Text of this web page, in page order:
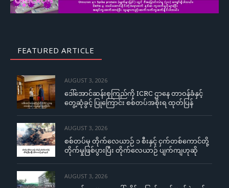
FEATURED ARTICLE
AUGUST 3, 2026
ဒေါ်အောင်ဆန်းစုကြည်ကို ICRC ဌာနေ တာဝန်ခံနှင့်
တွေ့ဆုံခွင့် ပြုကြောင်း စစ်တပ်အစိုးရ ထုတ်ပြန်
AUGUST 3, 2026
စစ်တပ်မှ တိုက်လေယာဉ် ၁ စီးနှင့် ငှက်တစ်ကောင်တို့
တိုက်မှုဖြစ်ပွားပြီး တိုက်လေယာဉ် ပျက်ကျဟုဆို
AUGUST 3, 2026